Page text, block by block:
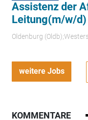
Assistenz der
Leitung(m/w/d)
Oldenburg
weitere Jobs
KOMMENTARE